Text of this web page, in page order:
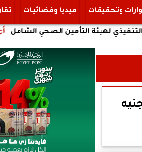
وتحقيقات ميديا وفضائيات
التأمين الصحي الشامل
بقيمة 300 مليون جنيه